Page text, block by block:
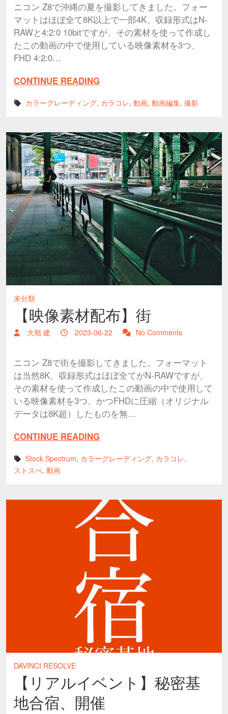
ニコン Z8で沖縄の夏を撮影してきました。フォー
マットはほぼ全て8K以上で一部4K、収録形式はN-
RAWと4:2:0 10bitですが、その素材を使って作成し
たこの動画の中で使用している映像素材を3つ、
FHD 4:2:0…
CONTINUE READING
カラーグレーディング, カラコレ, 動画, 動画編集, 撮影
未分類
【映像素材配布】街
大嶺 建 2023-06-22 No Comments
ニコン Z8で街を撮影してきました。フォーマット
は当然8K、収録形式はほぼ全てがN-RAWですが、
その素材を使って作成したこの動画の中で使用して
いる映像素材を3つ、かつFHDに圧縮（オリジナル
データは8K超）したものを無…
CONTINUE READING
Stock Spectrum, カラーグレーディング, カラコレ,
ストスぺ, 動画
DAVINCI RESOLVE
【リアルイベント】秘密基
地合宿、開催